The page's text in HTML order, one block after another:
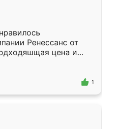
Ренессанс от
цена и
Приехавший
Владислав
самый
1